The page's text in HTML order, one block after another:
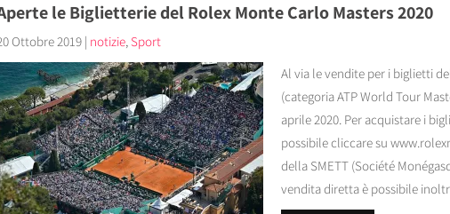
le Biglietterie del Rolex Monte Carlo Masters 2020
Ottobre 2019 | notizie, Sport
Al via le vendite per i biglietti
(categoria ATP World Tour
aprile 2020. Per acquistare i
possibile cliccare su
della SMETT (Société
vendita diretta è possibile